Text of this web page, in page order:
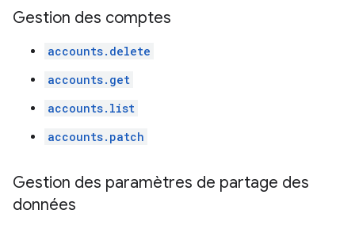
Gestion des comptes
accounts.delete
accounts.get
accounts.list
accounts.patch
Gestion des paramètres de partage des
données